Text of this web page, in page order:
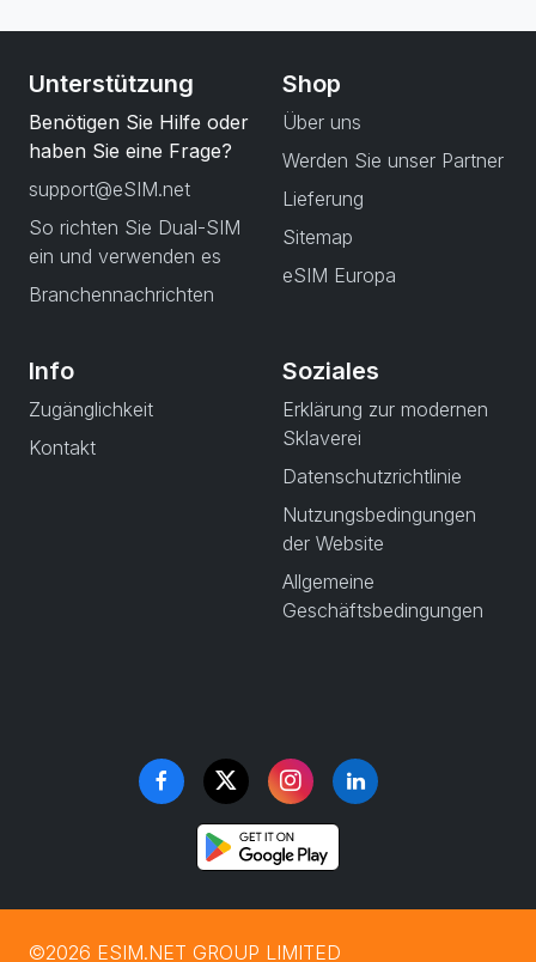
Unterstützung
Benötigen Sie Hilfe oder
haben Sie eine Frage?
support@eSIM.net
So richten Sie Dual-SIM
ein und verwenden es
Branchennachrichten
Shop
Über uns
Werden Sie unser Partner
Lieferung
Sitemap
eSIM Europa
Info
Zugänglichkeit
Kontakt
Soziales
Erklärung zur modernen
Sklaverei
Datenschutzrichtlinie
Nutzungsbedingungen
der Website
Allgemeine
Geschäftsbedingungen
©2026 ESIM.NET GROUP LIMITED